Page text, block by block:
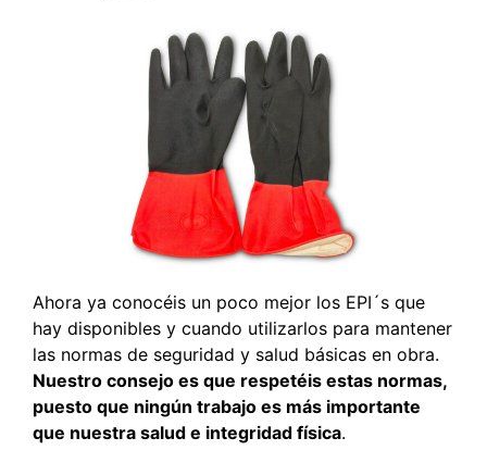
Ahora ya conocéis un poco mejor los EPI´s que
hay disponibles y cuando utilizarlos para mantener
las normas de seguridad y salud básicas en obra.
Nuestro consejo es que respetéis estas normas,
puesto que ningún trabajo es más importante
que nuestra salud e integridad física.